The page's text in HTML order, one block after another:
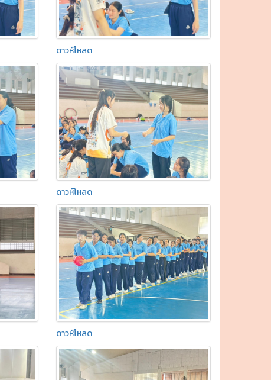
ดาวห์โหลด
ดาวห์โหลด
ดาวห์โหลด